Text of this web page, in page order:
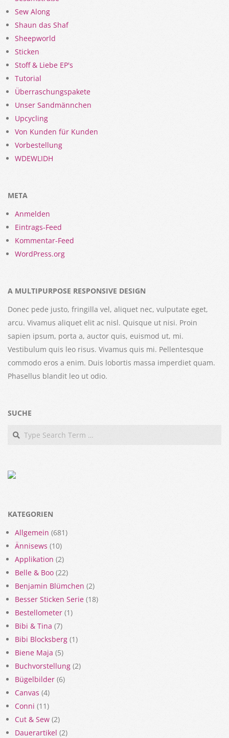
Sew Along
Shaun das Shaf
Sheepworld
Sticken
Stoff & Liebe EP's
Tutorial
Überraschungspakete
Unser Sandmännchen
Upcycling
Von Kunden für Kunden
Vorbestellung
WDEWLIDH
META
Anmelden
Eintrags-Feed
Kommentar-Feed
WordPress.org
A MULTIPURPOSE RESPONSIVE DESIGN
Donec pede justo, fringilla vel, aliquet nec, vulputate eget,
arcu. Vivamus aliquet elit ac nisl. Quisque ut nisi. Proin
sapien ipsum, porta a, auctor quis, euismod ut, mi.
Vestibulum quis leo risus. Vivamus quis mi. Pellentesque
commodo eros a enim. Duis lobortis massa imperdiet quam.
Phasellus blandit leo ut odio.
SUCHE
Search
KATEGORIEN
Allgemein (681)
Ännisews (10)
Applikation (2)
Belle & Boo (22)
Benjamin Blümchen (2)
Besser Sticken Serie (18)
Bestellometer (1)
Bibi & Tina (7)
Bibi Blocksberg (1)
Biene Maja (5)
Buchvorstellung (2)
Bügelbilder (6)
Canvas (4)
Conni (11)
Cut & Sew (2)
Dauerartikel (2)